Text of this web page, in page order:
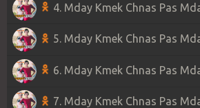
4. Mday Kmek Chnas Pas
5. Mday Kmek Chnas Pas
6. Mday Kmek Chnas Pas
7. Mday Kmek Chnas Pas